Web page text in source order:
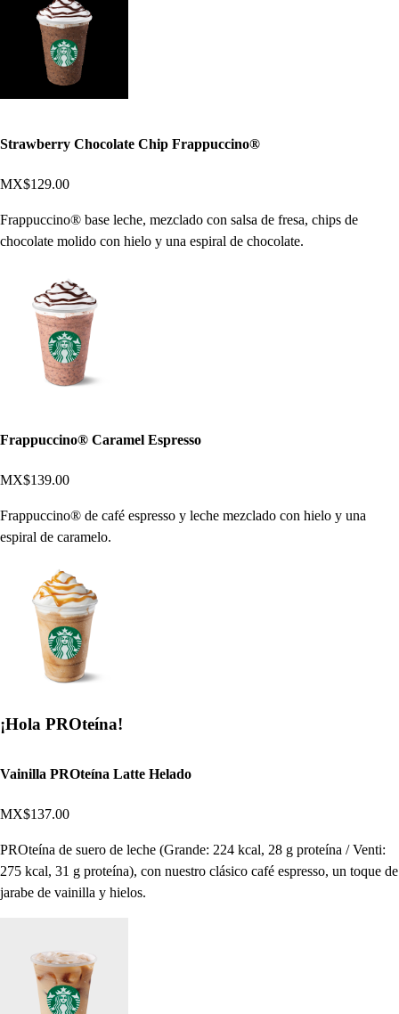
Strawberry Chocolate Chip Frappuccino®
MX$129.00
Frappuccino® base leche, mezclado con salsa de fresa, chips de
chocolate molido con hielo y una espiral de chocolate.
Frappuccino® Caramel Espresso
MX$139.00
Frappuccino® de café espresso y leche mezclado con hielo y una
espiral de caramelo.
¡Hola PROteína!
Vainilla PROteína Latte Helado
MX$137.00
PROteína de suero de leche (Grande: 224 kcal, 28 g proteína / Venti:
275 kcal, 31 g proteína), con nuestro clásico café espresso, un toque de
jarabe de vainilla y hielos.